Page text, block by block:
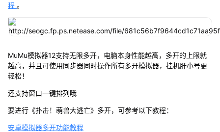
程 。
MuMu模拟器12支持无限多开，电脑本身性能越高，多开的上限就
越高，并且可使用同步器同时操作所有多开模拟器，挂机肝小号更
轻松！
还支持窗口一键排列哦
要进行《扑击！萌兽大逃亡》多开，可参考以下教程：
安卓模拟器多开功能教程